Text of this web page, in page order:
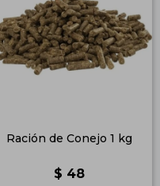
Ración de Conejo 1 kg
$ 48